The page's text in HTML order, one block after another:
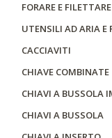
FORARE E FILETTARE
UTENSILI AD ARIA E
CACCIAVITI
CHIAVE COMBINATE
CHIAVI A BUSSOLA
CHIAVI A BUSSOLA